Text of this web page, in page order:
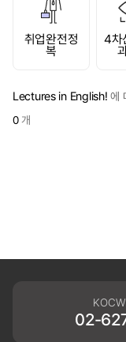
취업완전정
복
4차
Lectures in English! 에
0개
02-